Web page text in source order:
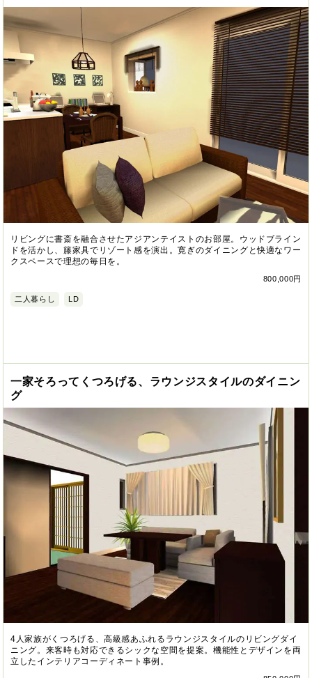
リビングに書斎を融合させたアジアンテイストのお部屋。ウッドブライン
ドを活かし、籐家具でリゾート感を演出。寛ぎのダイニングと快適なワー
クスペースで理想の毎日を。
800,000円
二人暮らし LD
一家そろってくつろげる、ラウンジスタイルのダイニン
グ
4人家族がくつろげる、高級感あふれるラウンジスタイルのリビングダイ
ニング。来客時も対応できるシックな空間を提案。機能性とデザインを両
立したインテリアコーディネート事例。